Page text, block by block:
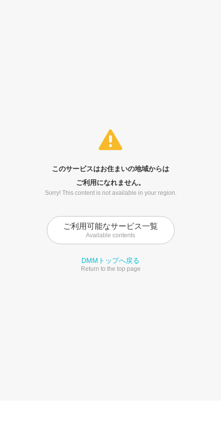
このサービスはお住まいの地域からは
ご利用になれません。
Sorry! This content is not available in your region.
ご利用可能なサービス一覧
Available contents
DMMトップへ戻る
Return to the top page